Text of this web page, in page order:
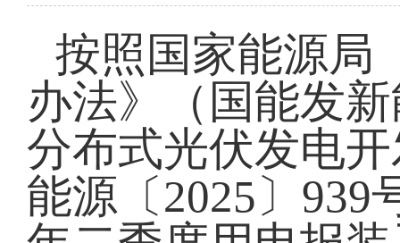
按照国家能源局
办法》（国能发
分布式光伏发电
能源〔2025〕939